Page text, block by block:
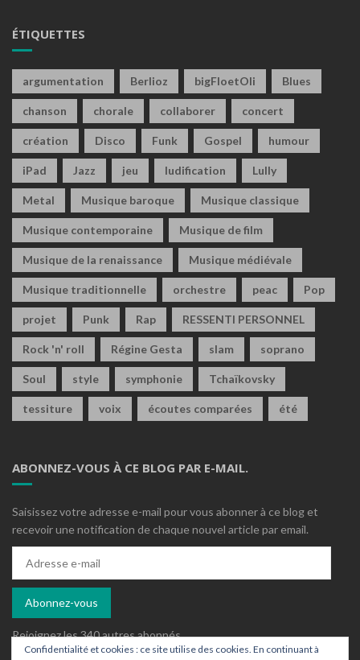
ÉTIQUETTES
argumentation Berlioz bigFloetOli Blues
chanson chorale collaborer concert
création Disco Funk Gospel humour
iPad Jazz jeu ludification Lully
Metal Musique baroque Musique classique
Musique contemporaine Musique de film
Musique de la renaissance Musique médiévale
Musique traditionnelle orchestre peac Pop
projet Punk Rap RESSENTI PERSONNEL
Rock 'n' roll Régine Gesta slam soprano
Soul style symphonie Tchaïkovsky
tessiture voix écoutes comparées été
ABONNEZ-VOUS À CE BLOG PAR E-MAIL.
Saisissez votre adresse e-mail pour vous abonner à ce blog et
recevoir une notification de chaque nouvel article par email.
mail
Abonnez-vous
Rejoignez les 340 autres abonnés
Confidentialité et cookies : ce site utilise des cookies. En continuant à